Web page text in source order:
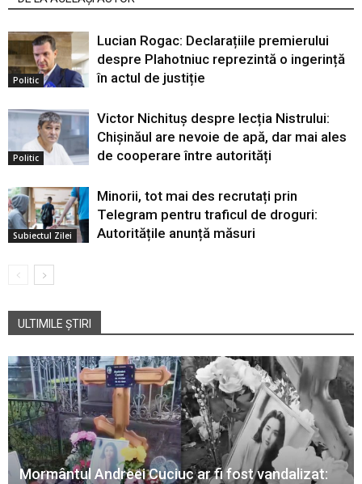
Politic
Lucian Rogac: Declarațiile premierului
despre Plahotniuc reprezintă o ingerință
în actul de justiție
Politic
Victor Nichituș despre lecția Nistrului:
Chișinăul are nevoie de apă, dar mai ales
de cooperare între autorități
Subiectul Zilei
Minorii, tot mai des recrutați prin
Telegram pentru traficul de droguri:
Autoritățile anunță măsuri
ULTIMILE ȘTIRI
Mormântul Andreei Cuciuc ar fi fost vandalizat: